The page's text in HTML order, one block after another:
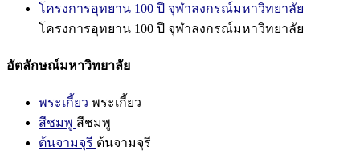
โครงการอุทยาน 100 ปี จุฬาลงกรณ์มหาวิทยาลัย
โครงการอุทยาน 100 ปี จุฬาลงกรณ์มหาวิทยาลัย
อัตลักษณ์มหาวิทยาลัย
พระเกี้ยว พระเกี้ยว
สีชมพู สีชมพู
ต้นจามจุรี ต้นจามจุรี